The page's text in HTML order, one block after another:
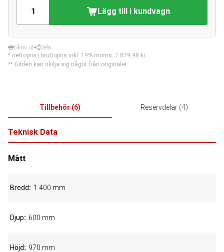
Lägg till i kundvagn
Skriv ut
Dela
* nettopris | bruttopris inkl. 19% moms: 7 879,98 kr
** Bilden kan skilja sig något från originalet.
Tillbehör (6) Reservdelar(4)
Teknisk Data
Mått
Bredd 1.400 mm
Djup 600 mm
Höjd 970 mm